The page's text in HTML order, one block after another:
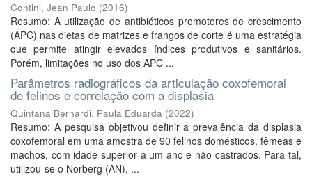
Contini, Jean Paulo (2016)
Resumo: A utilização de antibióticos promotores de crescimento
(APC) nas dietas de matrizes e frangos de corte é uma estratégia
que permite atingir elevados índices produtivos e sanitários.
Porém, limitações no uso dos APC ...
Parâmetros radiográficos da articulação coxofemoral
de felinos e correlação com a displasia
Quintana Bernardi, Paula Eduarda (2022)
Resumo: A pesquisa objetivou definir a prevalência da displasia
coxofemoral em uma amostra de 90 felinos domésticos, fêmeas e
machos, com idade superior a um ano e não castrados. Para tal,
utilizou-se o Norberg (AN), ...